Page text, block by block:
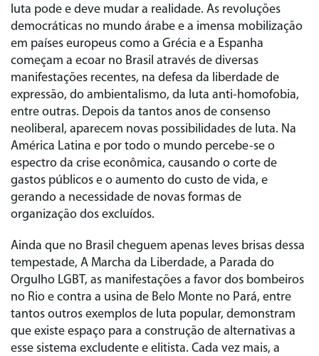
luta pode e deve mudar a realidade. As revoluções
democráticas no mundo árabe e a imensa mobilização
em países europeus como a Grécia e a Espanha
começam a ecoar no Brasil através de diversas
manifestações recentes, na defesa da liberdade de
expressão, do ambientalismo, da luta anti-homofobia,
entre outras. Depois da tantos anos de consenso
neoliberal, aparecem novas possibilidades de luta. Na
América Latina e por todo o mundo percebe-se o
espectro da crise econômica, causando o corte de
gastos públicos e o aumento do custo de vida, e
gerando a necessidade de novas formas de
organização dos excluídos.
Ainda que no Brasil cheguem apenas leves brisas dessa
tempestade, A Marcha da Liberdade, a Parada do
Orgulho LGBT, as manifestações a favor dos bombeiros
no Rio e contra a usina de Belo Monte no Pará, entre
tantos outros exemplos de luta popular, demonstram
que existe espaço para a construção de alternativas a
esse sistema excludente e elitista. Cada vez mais, a